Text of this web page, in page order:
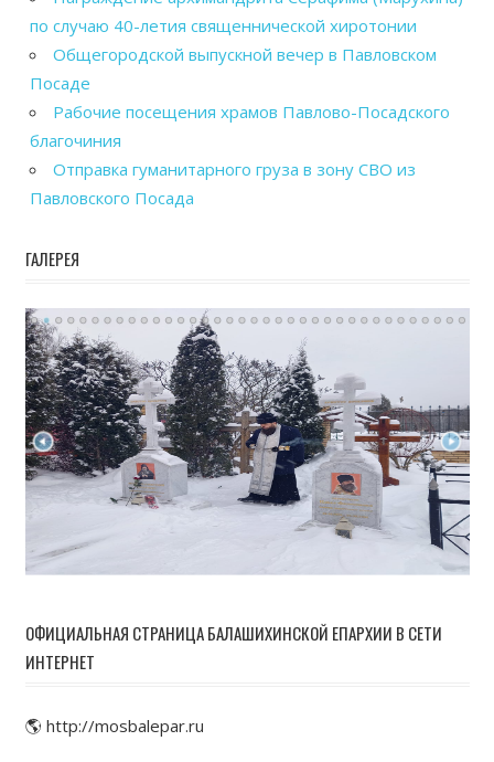
по случаю 40-летия священнической хиротонии
Общегородской выпускной вечер в Павловском
Посаде
Рабочие посещения храмов Павлово-Посадского
благочиния
Отправка гуманитарного груза в зону СВО из
Павловского Посада
ГАЛЕРЕЯ
ОФИЦИАЛЬНАЯ СТРАНИЦА БАЛАШИХИНСКОЙ ЕПАРХИИ В СЕТИ
ИНТЕРНЕТ
🌎 http://mosbalepar.ru